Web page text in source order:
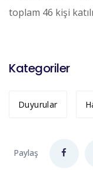
toplam 46 kişi
Kategoriler
Duyurular
Paylaş